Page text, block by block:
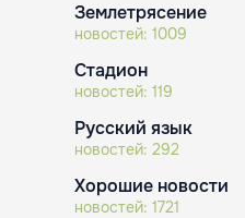
Землетрясение
новостей: 1009
Стадион
новостей: 119
Русский язык
новостей: 292
Хорошие новости
новостей: 1721